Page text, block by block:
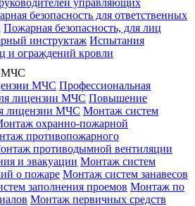
управляющих
безопасность для ответственных
Пожарная безопасность, для лиц
инструктаж Испытания
и ограждений кровли
МЧС
МЧС Профессиональная
лицензии МЧС Повышение
лицензии МЧС Монтаж систем
охранно-пожарной
противопожарного
противодымной вентиляции
и эвакуации Монтаж систем
о пожаре Монтаж систем занавесов
заполнения проемов Монтаж по
Монтаж первичных средств